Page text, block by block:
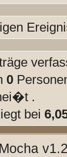
0
.
bei
Mocha